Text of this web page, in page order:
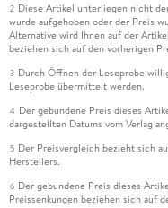
2 Diese Artikel unterliegen nicht
wurde aufgehoben oder der Preis
Alternative wird Ihnen auf der
beziehen sich auf den vorherigen
3 Durch Öffnen der Leseprobe
Leseprobe übermittelt werden.
4 Der gebundene Preis dieses
dargestellten Datums vom Verlag
5 Der Preisvergleich bezieht sich
Herstellers.
6 Der gebundene Preis dieses
Preissenkungen beziehen sich auf